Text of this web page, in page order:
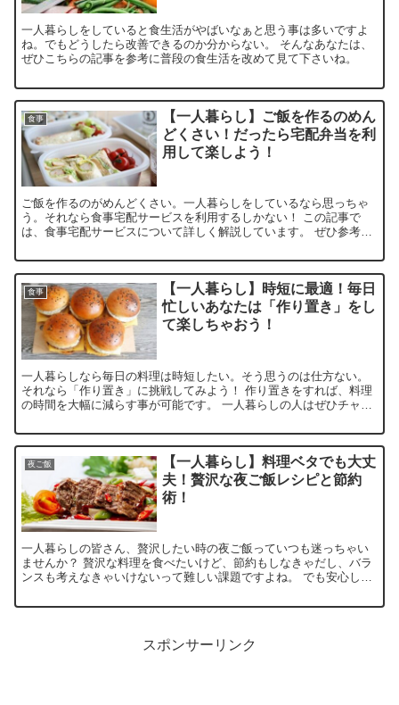
一人暮らしをしていると食生活がやばいなぁと思う事は多いですよ
ね。でもどうしたら改善できるのか分からない。 そんなあなたは、
ぜひこちらの記事を参考に普段の食生活を改めて見て下さいね。
食事
【一人暮らし】ご飯を作るのめん
どくさい！だったら宅配弁当を利
用して楽しよう！
ご飯を作るのがめんどくさい。一人暮らしをしているなら思っちゃ
う。それなら食事宅配サービスを利用するしかない！ この記事で
は、食事宅配サービスについて詳しく解説しています。 ぜひ参考に
食事
【一人暮らし】時短に最適！毎日
忙しいあなたは「作り置き」をし
て楽しちゃおう！
一人暮らしなら毎日の料理は時短したい。そう思うのは仕方ない。
それなら「作り置き」に挑戦してみよう！ 作り置きをすれば、料理
の時間を大幅に減らす事が可能です。 一人暮らしの人はぜひチャレ
夜ご飯
【一人暮らし】料理ベタでも大丈
夫！贅沢な夜ご飯レシピと節約
術！
一人暮らしの皆さん、贅沢したい時の夜ご飯っていつも迷っちゃい
ませんか？ 贅沢な料理を食べたいけど、節約もしなきゃだし、バラ
ンスも考えなきゃいけないって難しい課題ですよね。 でも安心して
スポンサーリンク